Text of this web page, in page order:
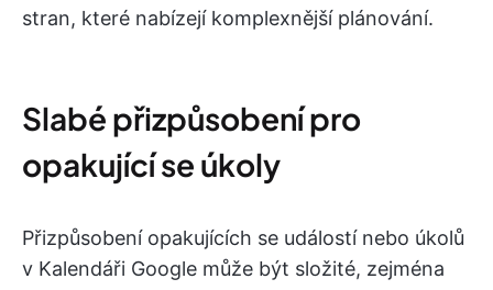
stran, které nabízejí komplexnější plánování.
Slabé přizpůsobení pro
opakující se úkoly
Přizpůsobení opakujících se událostí nebo úkolů
v Kalendáři Google může být složité, zejména